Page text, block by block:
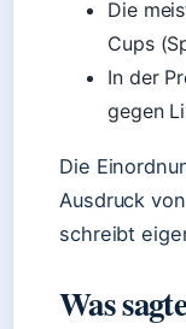
Die
Cups
In der
gegen
Die
Ausdruck
schreibt
Was